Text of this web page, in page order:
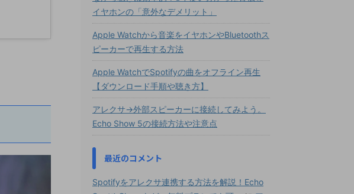
イヤホンの「意外なデメリット」
Apple Watchから音楽をイヤホンやBluetoothス
ピーカーで再生する方法
Apple WatchでSpotifyの曲をオフライン再生
【ダウンロード手順や聴き方】
アレクサ→外部スピーカーに接続してみよう。
Echo Show 5の接続方法や注意点
最近のコメント
Spotifyをアレクサ連携する方法を解説！Echo